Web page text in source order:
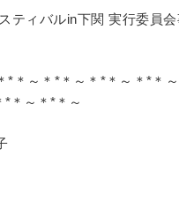
ティバルin下関 実行委員
*＊～＊*＊～＊*＊～＊*＊
*＊～＊*＊～